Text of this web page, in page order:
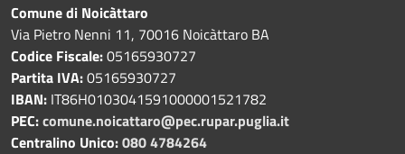
Comune di Noicàttaro
Via Pietro Nenni 11, 70016 Noicàttaro BA
Codice Fiscale:05165930727
Partita IVA:05165930727
IBAN: IT86H0103041591000001521782
PEC:comune.noicattaro@pec.rupar.puglia.it
Centralino Unico:080 4784264